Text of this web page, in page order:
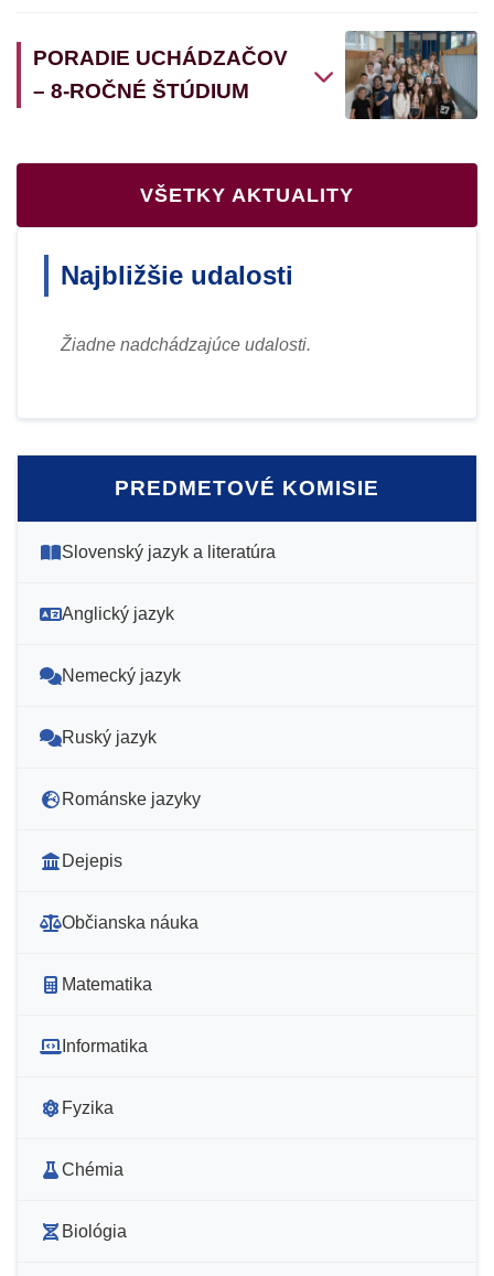
PORADIE UCHÁDZAČOV
– 8-ROČNÉ ŠTÚDIUM
VŠETKY AKTUALITY
Najbližšie udalosti
Žiadne nadchádzajúce udalosti.
PREDMETOVÉ KOMISIE
Slovenský jazyk a literatúra
Anglický jazyk
Nemecký jazyk
Ruský jazyk
Románske jazyky
Dejepis
Občianska náuka
Matematika
Informatika
Fyzika
Chémia
Biológia